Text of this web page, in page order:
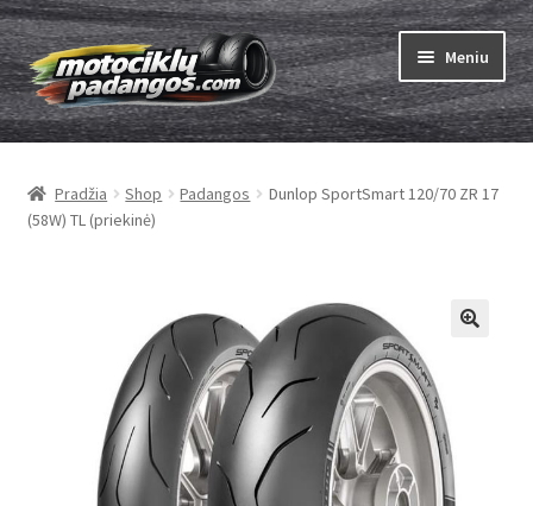
Pereiti
prie
meniu
Pereiti
prie
turinio
Meniu
Padangos
menu
Kameros
menu
Pradžia Shop Padangos
Dunlop SportSmart 120/70 ZR 17
(58W) TL (priekinė)